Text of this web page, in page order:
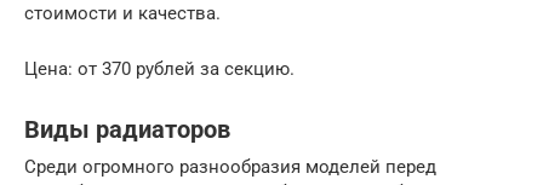
стоимости и качества.
Цена: от 370 рублей за секцию.
Виды радиаторов
Среди огромного разнообразия моделей перед